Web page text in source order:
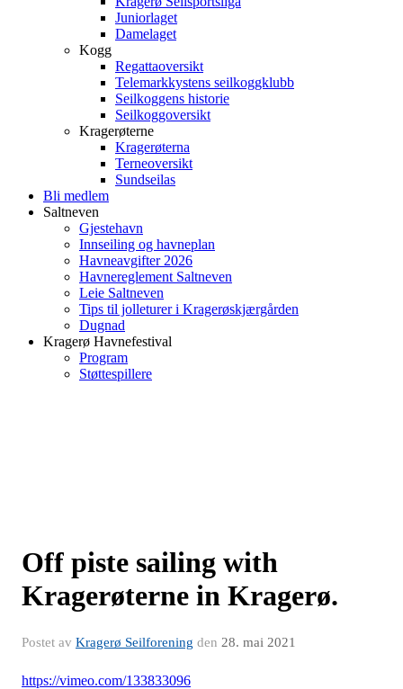
Juniorlaget
Damelaget
Kogg
Regattaoversikt
Telemarkkystens seilkoggklubb
Seilkoggens historie
Seilkoggoversikt
Kragerøterne
Kragerøterna
Terneoversikt
Sundseilas
Bli medlem
Saltneven
Gjestehavn
Innseiling og havneplan
Havneavgifter 2026
Havnereglement Saltneven
Leie Saltneven
Tips til jolleturer i Kragerøskjærgården
Dugnad
Kragerø Havnefestival
Program
Støttespillere
Off piste sailing with
Kragerøterne in Kragerø.
Postet av Kragerø Seilforening den 28. mai 2021
https://vimeo.com/133833096